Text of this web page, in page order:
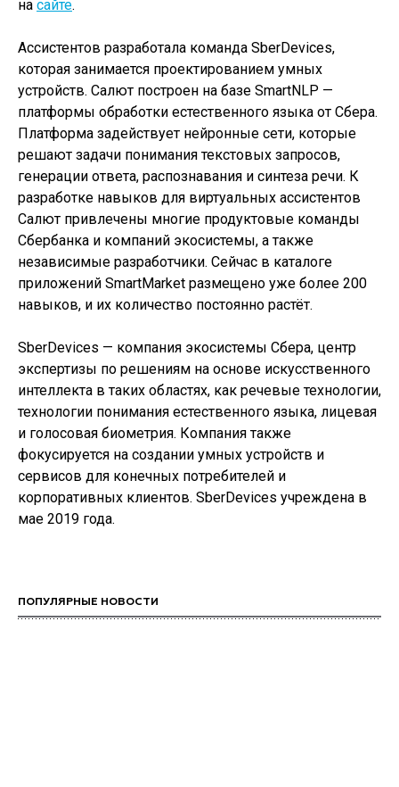
на сайте.
Ассистентов разработала команда SberDevices,
которая занимается проектированием умных
устройств. Салют построен на базе SmartNLP —
платформы обработки естественного языка от Сбера.
Платформа задействует нейронные сети, которые
решают задачи понимания текстовых запросов,
генерации ответа, распознавания и синтеза речи. К
разработке навыков для виртуальных ассистентов
Салют привлечены многие продуктовые команды
Сбербанка и компаний экосистемы, а также
независимые разработчики. Сейчас в каталоге
приложений SmartMarket размещено уже более 200
навыков, и их количество постоянно растёт.
SberDevices — компания экосистемы Сбера, центр
экспертизы по решениям на основе искусственного
интеллекта в таких областях, как речевые технологии,
технологии понимания естественного языка, лицевая
и голосовая биометрия. Компания также
фокусируется на создании умных устройств и
сервисов для конечных потребителей и
корпоративных клиентов. SberDevices учреждена в
мае 2019 года.
ПОПУЛЯРНЫЕ НОВОСТИ